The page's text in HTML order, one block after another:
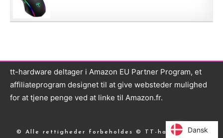
tt-hardware deltager i Amazon EU Partner Program, et
affiliateprogram designet til at give websteder mulighed
for at tjene penge ved at linke til Amazon.fr.
© Alle rettigheder forbeholdes © TT-hardware.com
Dansk
Dansk